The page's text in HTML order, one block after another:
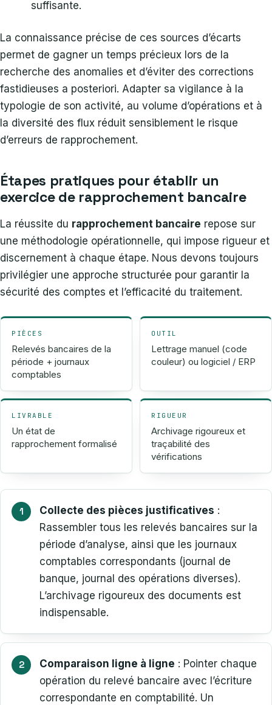
suffisante.
La connaissance précise de ces sources d’écarts
permet de gagner un temps précieux lors de la
recherche des anomalies et d’éviter des corrections
fastidieuses a posteriori. Adapter sa vigilance à la
typologie de son activité, au volume d’opérations et à
la diversité des flux réduit sensiblement le risque
d’erreurs de rapprochement.
Étapes pratiques pour établir un
exercice de rapprochement bancaire
La réussite du rapprochement bancaire repose sur
une méthodologie opérationnelle, qui impose rigueur et
discernement à chaque étape. Nous devons toujours
privilégier une approche structurée pour garantir la
sécurité des comptes et l’efficacité du traitement.
PIÈCES
Relevés bancaires de la
période + journaux
comptables
OUTIL
Lettrage manuel (code
couleur) ou logiciel / ERP
LIVRABLE
Un état de
rapprochement formalisé
RIGUEUR
Archivage rigoureux et
traçabilité des
vérifications
Collecte des pièces justificatives :
Rassembler tous les relevés bancaires sur la
période d’analyse, ainsi que les journaux
comptables correspondants (journal de
banque, journal des opérations diverses).
L’archivage rigoureux des documents est
indispensable.
Comparaison ligne à ligne : Pointer chaque
opération du relevé bancaire avec l’écriture
correspondante en comptabilité. Un